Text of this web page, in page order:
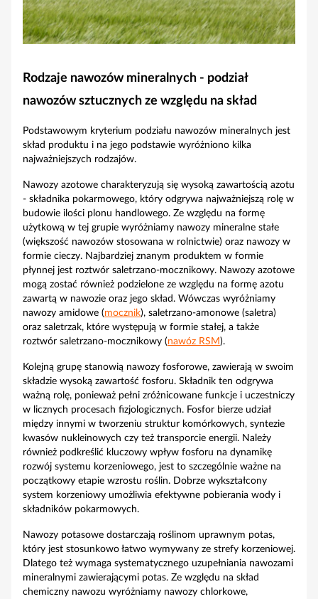
Rodzaje nawozów mineralnych - podział
nawozów sztucznych ze względu na skład
Podstawowym kryterium podziału nawozów mineralnych jest
skład produktu i na jego podstawie wyróżniono kilka
najważniejszych rodzajów.
Nawozy azotowe charakteryzują się wysoką zawartością azotu
- składnika pokarmowego, który odgrywa najważniejszą rolę w
budowie ilości plonu handlowego. Ze względu na formę
użytkową w tej grupie wyróżniamy nawozy mineralne stałe
(większość nawozów stosowana w rolnictwie) oraz nawozy w
formie cieczy. Najbardziej znanym produktem w formie
płynnej jest roztwór saletrzano-mocznikowy. Nawozy azotowe
mogą zostać również podzielone ze względu na formę azotu
zawartą w nawozie oraz jego skład. Wówczas wyróżniamy
nawozy amidowe (mocznik), saletrzano-amonowe (saletra)
oraz saletrzak, które występują w formie stałej, a także
roztwór saletrzano-mocznikowy (nawóz RSM ).
Kolejną grupę stanowią nawozy fosforowe, zawierają w swoim
składzie wysoką zawartość fosforu. Składnik ten odgrywa
ważną rolę, ponieważ pełni zróżnicowane funkcje i uczestniczy
w licznych procesach fizjologicznych. Fosfor bierze udział
między innymi w tworzeniu struktur komórkowych, syntezie
kwasów nukleinowych czy też transporcie energii. Należy
również podkreślić kluczowy wpływ fosforu na dynamikę
rozwój systemu korzeniowego, jest to szczególnie ważne na
początkowy etapie wzrostu roślin. Dobrze wykształcony
system korzeniowy umożliwia efektywne pobierania wody i
składników pokarmowych.
Nawozy potasowe dostarczają roślinom uprawnym potas,
który jest stosunkowo łatwo wymywany ze strefy korzeniowej.
Dlatego też wymaga systematycznego uzupełniania nawozami
mineralnymi zawierającymi potas. Ze względu na skład
chemiczny nawozu wyróżniamy nawozy chlorkowe,